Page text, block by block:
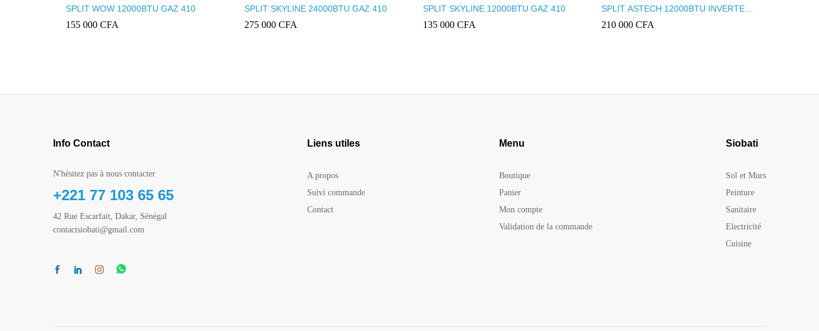
SPLIT WOW 12000BTU GAZ 410
155 000 CFA
SPLIT SKYLINE 24000BTU GAZ 410
275 000 CFA
SPLIT SKYLINE 12000BTU GAZ 410
135 000 CFA
SPLIT ASTECH 12000BTU INVERTER
+WIFI 12VTF111
210 000 CFA
Info Contact
N'hésitez pas à nous contacter
+221 77 103 65 65
42 Rue Escarfait, Dakar, Sénégal
contactsiobati@gmail.com
Liens utiles
A propos
Suivi commande
Contact
Menu
Boutique
Panier
Mon compte
Validation de la commande
Siobati
Sol et Murs
Peinture
Sanitaire
Electricité
Cuisine